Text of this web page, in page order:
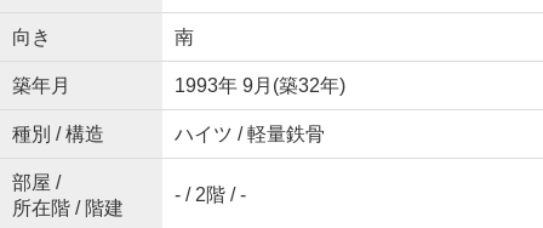
向き 南
築年月 1993年 9月(築32年)
種別 / 構造 ハイツ / 軽量鉄骨
部屋 /
所在階 / 階建
- / 2階 / -